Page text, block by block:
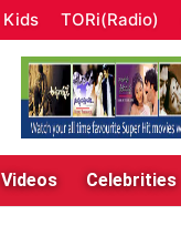
Kids TORi(Radio)
Videos Celebrities